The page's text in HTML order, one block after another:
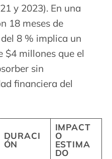
y 2023). En una
18 meses de
8 % implica un
$4 millones que el
sin
financiera del
DURACI
ÓN
IMPACT
O
ESTIMA
DO